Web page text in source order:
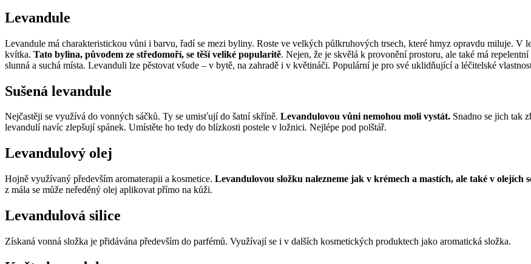
Levandule
Levandule má charakteristickou vůni i barvu, řadí se mezi byliny. Roste ve velkých půlkruhových trsech, které hmyz opravdu miluje.
kvítka. Tato bylina, původem ze středomoří, se těší veliké popularitě. Nejen, že je skvělá k provonění prostoru, ale také má
slunná a suchá místa. Levanduli lze pěstovat všude – v bytě, na zahradě i v květináči. Populární je pro své uklidňující a léčitelské
Sušená levandule
Nejčastěji se využívá do vonných sáčků. Ty se umisťují do šatní skříně. Levandulovou vůni nemohou moli vystát. Snadno se jich tak
levandulí navíc zlepšují spánek. Umístěte ho tedy do blízkosti postele v ložnici. Nejlépe pod polštář.
Levandulový olej
Hojně využívaný především aromaterapii a kosmetice. Levandulovou složku nalezneme jak v krémech a mastích, ale také v olejích
z mála se může neředěný olej aplikovat přímo na kůži.
Levandulová silice
Získaná vonná složka je přidávána především do parfémů. Využívají se i v dalších kosmetických produktech jako aromatická složka.